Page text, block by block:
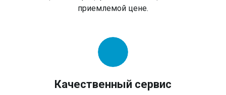
приемлемой цене.
Качественный сервис